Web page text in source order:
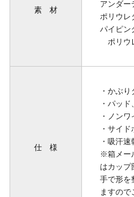
素 材
アンダ
ポリウ
パイピン
ポリウ
仕 様
・かぶ
・パッ
・ノンワ
・サイ
・吸汗速
※箱メー
はカップ
手で形を
ますので